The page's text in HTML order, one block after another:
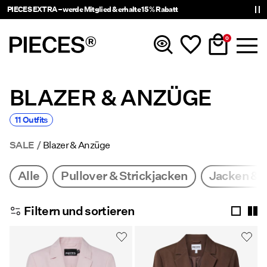
PIECES EXTRA – werde Mitglied & erhalte 15 % Rabatt
0
Neuheiten
Kleidung
Accessoires
Trending
Shop The Look
BLAZER & ANZÜGE
11 Outfits
SALE Blazer & Anzüge
Alle Pullover & Strickjacken Jacken &
Filtern und sortieren